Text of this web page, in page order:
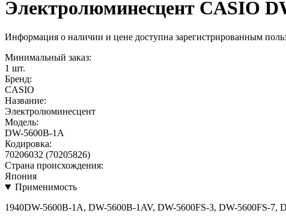
Электролюминесцент CASIO
Информация о наличии и цене доступна зарегистрированным
Минимальный заказ:
1 шт.
Бренд:
CASIO
Название:
Электролюминесцент
Модель:
DW-5600B-1A
Кодировка:
70206032 (70205826)
Страна происхождения:
Япония
Применимость
1940DW-5600B-1A, DW-5600B-1AV, DW-5600FS-3, DW-5600FS-7,